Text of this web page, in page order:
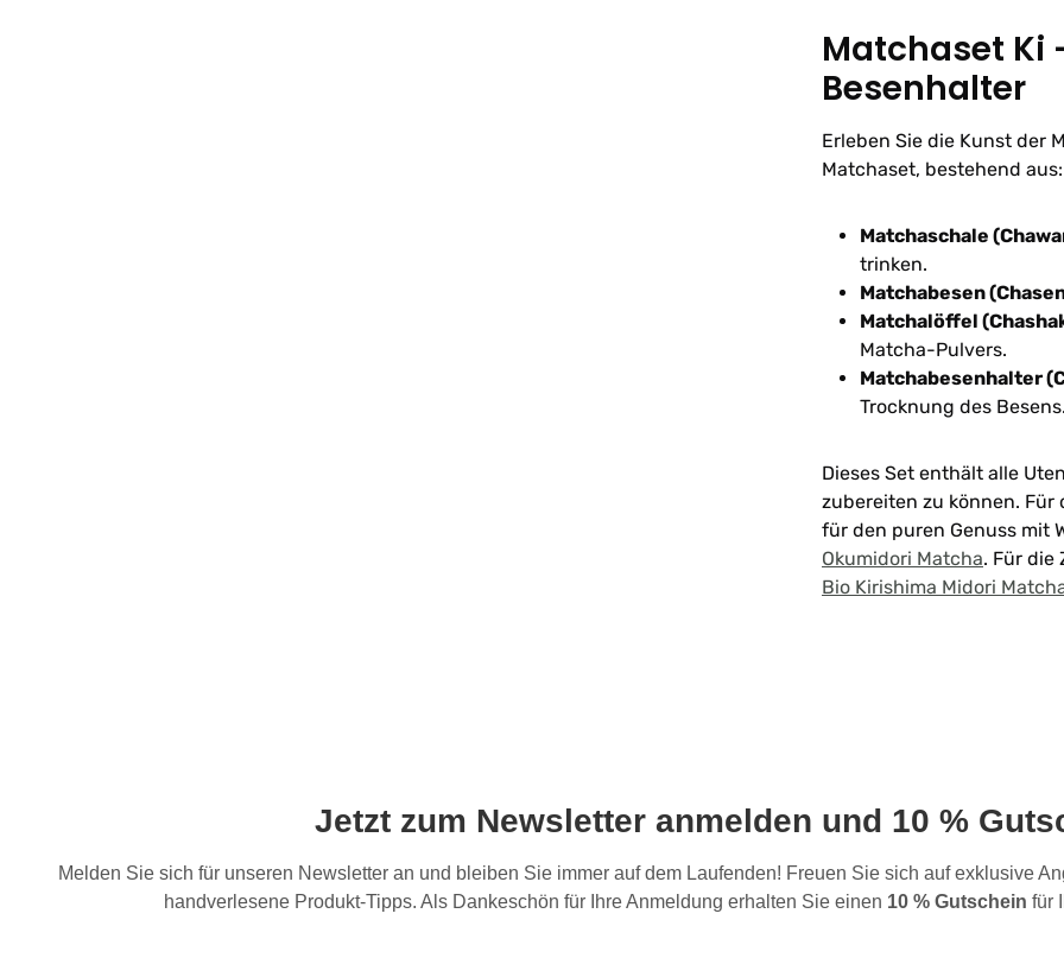
Matchaset Ki
Besenhalter
Erleben Sie die Kunst der
Matchaset, bestehend aus:
Matchaschale
trinken.
Matchabesen
Matchalöffel
Matcha-Pulvers.
Matchabesenhalter
Trocknung des Besens.
Dieses Set enthält alle
zubereiten zu können.
für den puren Genuss mit
Okumidori Matcha. Für die
Bio Kirishima Midori
Jetzt zum Newsletter anmelden und 10 %
Melden Sie sich für unseren Newsletter an und bleiben Sie immer auf dem Laufenden! Freuen Sie sich auf exklusive
handverlesene Produkt-Tipps. Als Dankeschön für Ihre Anmeldung erhalten Sie einen 10 % Gutschein für